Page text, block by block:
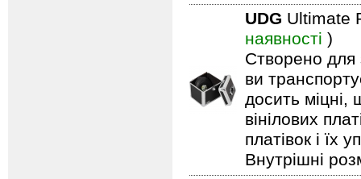
UDG Ultimate
наявності )
Створено для
ви
досить міцні,
вінілових
платівок і їх
Внутрішні